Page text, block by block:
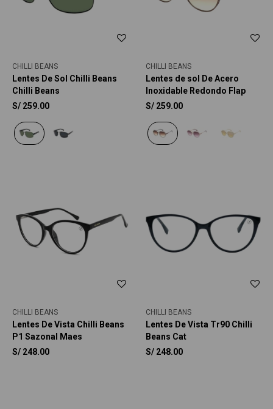
CHILLI BEANS
Lentes De Sol Chilli Beans
Chilli Beans
S/ 259.00
CHILLI BEANS
Lentes de sol De Acero
Inoxidable Redondo Flap
S/ 259.00
CHILLI BEANS
Lentes De Vista Chilli Beans
P1 Sazonal Maes
S/ 248.00
CHILLI BEANS
Lentes De Vista Tr90 Chilli
Beans Cat
S/ 248.00